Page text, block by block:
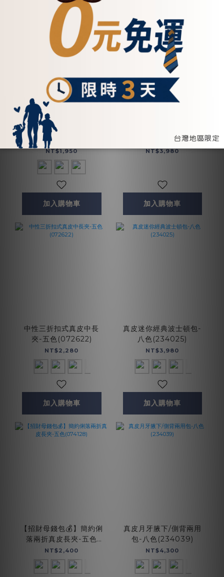
型男簡約大方真皮短夾-
三色(074136)
NT$1,950
加入購物車
包-ht(234027ht)
NT$3,980
加入購物車
中性三折扣式真皮中長
夾-五色(072622)
NT$2,280
加入購物車
真皮迷你經典波士頓包-
八色(234025)
NT$3,980
加入購物車
【招財母錢包💰】簡約俐
落兩折真皮長夾-五色
(074128)
NT$2,400
真皮月牙腋下/側背兩用
包-八色(234039)
NT$4,300